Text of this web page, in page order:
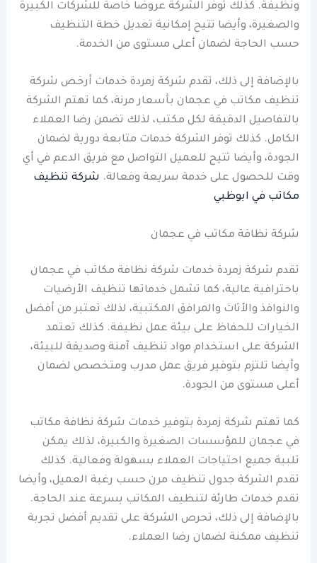
ونظيفة. كذلك توفر الشركة عروضًا خاصة للشركات الكبيرة
والصغيرة، وأيضا تتيح إمكانية تعديل خطة التنظيف
حسب الحاجة لضمان أعلى مستوى من الخدمة.
بالإضافة إلى ذلك، تقدم شركة زمردة خدمات أرخص شركة
تنظيف مكاتب في عجمان بأسعار مرنة، كما تهتم الشركة
بالتفاصيل الدقيقة لكل مكتب، لذلك تضمن رضا العملاء
الكامل. كذلك توفر الشركة خدمات متابعة دورية لضمان
الجودة، وأيضا تتيح للعميل التواصل مع فريق الدعم في أي
وقت للحصول على خدمة سريعة وفعالة. شركة تنظيف
مكاتب في ابوظبي
شركة نظافة مكاتب في عجمان
تقدم شركة زمردة خدمات شركة نظافة مكاتب في عجمان
باحترافية عالية، كما تشمل خدماتها تنظيف الأرضيات
والنوافذ والأثاث والمرافق المكتبية، لذلك تعتبر من أفضل
الخيارات للحفاظ على بيئة عمل نظيفة. كذلك تعتمد
الشركة على استخدام مواد تنظيف آمنة وصديقة للبيئة،
وأيضا تلتزم بتوفير فريق عمل مدرب ومتخصص لضمان
أعلى مستوى من الجودة.
كما تهتم شركة زمردة بتوفير خدمات شركة نظافة مكاتب
في عجمان للمؤسسات الصغيرة والكبيرة، لذلك يمكن
تلبية جميع احتياجات العملاء بسهولة وفعالية. كذلك
تقدم الشركة جدول تنظيف مرن حسب رغبة العميل، وأيضا
تقدم خدمات طارئة لتنظيف المكاتب بسرعة عند الحاجة.
بالإضافة إلى ذلك، تحرص الشركة على تقديم أفضل تجربة
تنظيف ممكنة لضمان رضا العملاء.